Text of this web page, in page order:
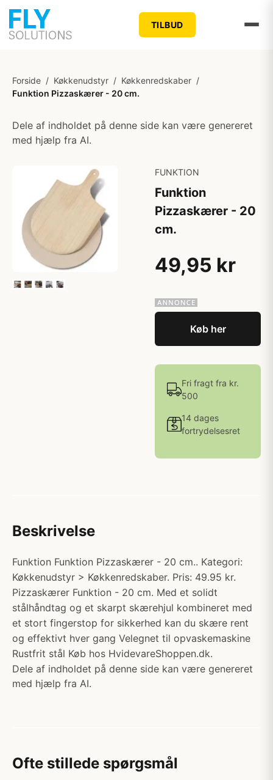
TILBUD
Forside / Køkkenudstyr / Køkkenredskaber /
Funktion Pizzaskærer - 20 cm.
Dele af indholdet på denne side kan være genereret
med hjælp fra AI.
FUNKTION
Funktion
Pizzaskærer - 20
cm.
49,95 kr
Køb her
Fri fragt fra kr.
500
14 dages
fortrydelsesret
Beskrivelse
Funktion Funktion Pizzaskærer - 20 cm.. Kategori:
Køkkenudstyr > Køkkenredskaber. Pris: 49.95 kr.
Pizzaskærer Funktion - 20 cm. Med et solidt
stålhåndtag og et skarpt skærehjul kombineret med
et stort fingerstop for sikkerhed kan du skære rent
og effektivt hver gang Velegnet til opvaskemaskine
Rustfrit stål Køb hos HvidevareShoppen.dk.
Dele af indholdet på denne side kan være genereret
med hjælp fra AI.
Ofte stillede spørgsmål